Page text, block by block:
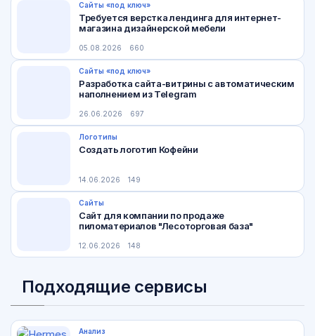
Сайты «под ключ»
Требуется верстка лендинга для интернет-
магазина дизайнерской мебели
05.08.2026 660
Сайты «под ключ»
Разработка сайта-витрины с автоматическим
наполнением из Telegram
26.06.2026 697
Логотипы
Создать логотип Кофейни
14.06.2026 149
Сайты
Сайт для компании по продаже
пиломатериалов "Лесоторговая база"
12.06.2026 148
Подходящие сервисы
Анализ